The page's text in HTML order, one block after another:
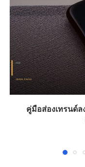
คู่มือส่องเทรนด์ล